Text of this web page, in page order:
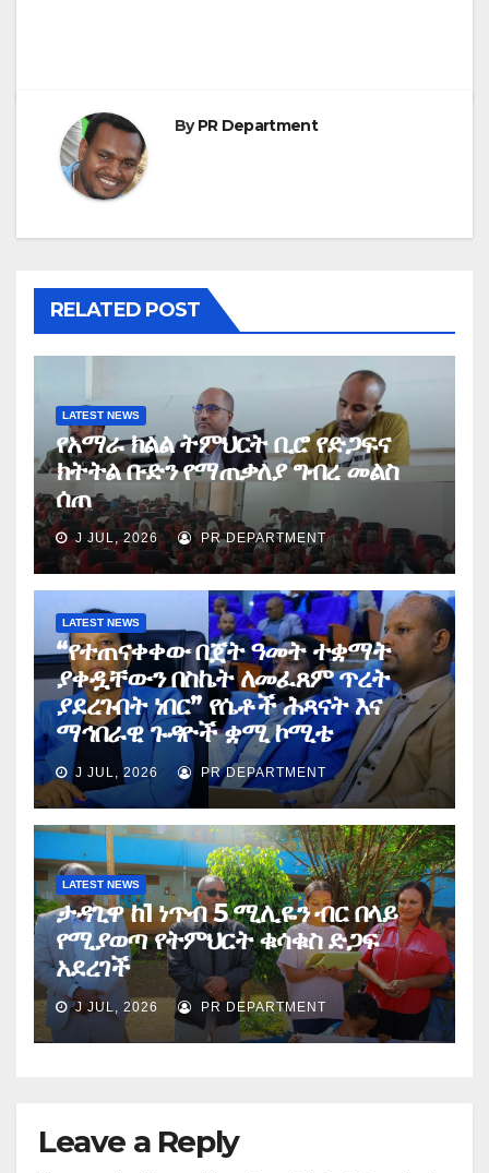
ByPR Department
RELATED POST
LATEST NEWS
የአማራ ክልል ትምህርት ቢሮ የድጋፍና
ክትትል ቡድን የማጠቃለያ ግብረ መልስ
ሰጠ
J JUL, 2026 PR DEPARTMENT
LATEST NEWS
“የተጠናቀቀው በጀት ዓመት ተቋማት
ያቀዷቸውን በስኬት ለመፈጸም ጥረት
ያደረጉበት ነበር” የሴቶች ሕጻናት እና
ማኅበራዊ ጉዳዮች ቋሚ ኮሚቴ
J JUL, 2026 PR DEPARTMENT
LATEST NEWS
ታዳጊዋ ከ1 ነጥብ 5 ሚሊዬን ብር በላይ
የሚያወጣ የትምህርት ቁሳቁስ ድጋፍ
አደረገች
J JUL, 2026 PR DEPARTMENT
Leave a Reply